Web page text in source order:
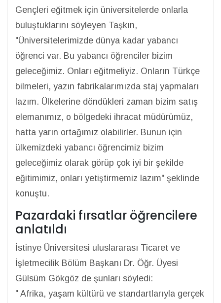
Gençleri eğitmek için üniversitelerde onlarla
buluştuklarını söyleyen Taşkın,
"Üniversitelerimizde dünya kadar yabancı
öğrenci var. Bu yabancı öğrenciler bizim
geleceğimiz. Onları eğitmeliyiz. Onların Türkçe
bilmeleri, yazın fabrikalarımızda staj yapmaları
lazım. Ülkelerine döndükleri zaman bizim satış
elemanımız, o bölgedeki ihracat müdürümüz,
hatta yarın ortağımız olabilirler. Bunun için
ülkemizdeki yabancı öğrencimiz bizim
geleceğimiz olarak görüp çok iyi bir şekilde
eğitimimiz, onları yetiştirmemiz lazım" şeklinde
konuştu.
Pazardaki fırsatlar öğrencilere
anlatıldı
İstinye Üniversitesi uluslararası Ticaret ve
İşletmecilik Bölüm Başkanı Dr. Öğr. Üyesi
Gülsüm Gökgöz de şunları söyledi:
" Afrika, yaşam kültürü ve standartlarıyla gerçek